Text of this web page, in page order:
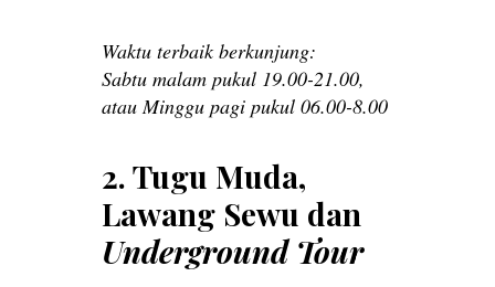
Waktu terbaik berkunjung:
Sabtu malam pukul 19.00-21.00,
atau Minggu pagi pukul 06.00-8.00
2. Tugu Muda,
Lawang Sewu dan
Underground Tour